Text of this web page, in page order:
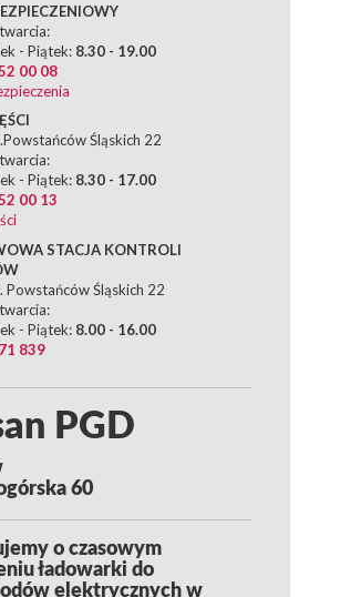
- Piątek: 8.30 - 19.00
00 08
Śląskich 22
- Piątek: 8.30 - 17.00
00 13
STACJA KONTROLI
Powstańców Śląskich 22
- Piątek: 8.00 - 16.00
839
PGD
60
o czasowym
ładowarki do
elektrycznych w